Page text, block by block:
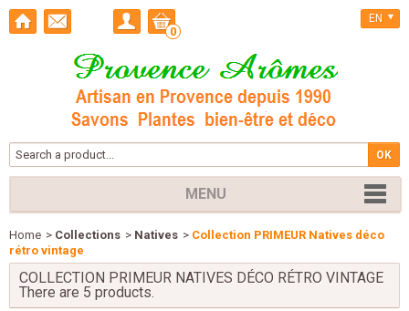
0
EN
MENU
Home > Collections > Natives > Collection PRIMEUR Natives déco
rétro vintage
COLLECTION PRIMEUR NATIVES DÉCO RÉTRO VINTAGE
There are 5 products.